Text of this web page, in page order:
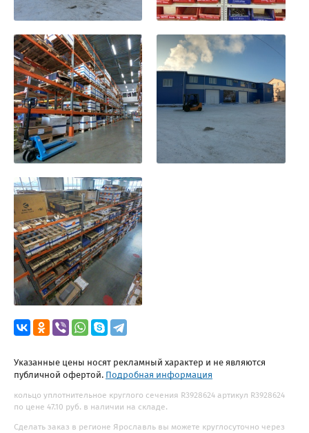
Указанные цены носят рекламный характер и не являются
публичной офертой. Подробная информация
кольцо уплотнительное круглого сечения R3928624 артикул R3928624
по цене 47.10 руб. в наличии на складе.
Сделать заказ в регионе Ярославль вы можете круглосуточно через